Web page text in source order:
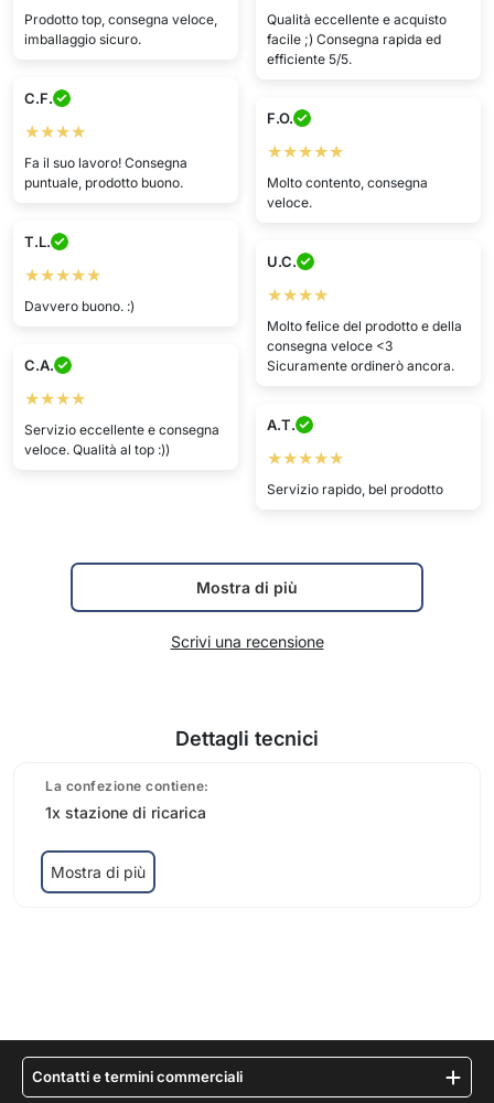
Prodotto top, consegna veloce,
imballaggio sicuro.
Qualità eccellente e acquisto
facile ;) Consegna rapida ed
efficiente 5/5.
C.F.
★★★★
Fa il suo lavoro! Consegna
puntuale, prodotto buono.
F.O.
★★★★★
Molto contento, consegna
veloce.
T.L.
★★★★★
Davvero buono. :)
U.C.
★★★★
Molto felice del prodotto e della
consegna veloce <3
Sicuramente ordinerò ancora.
C.A.
★★★★
Servizio eccellente e consegna
veloce. Qualità al top :))
A.T.
★★★★★
Servizio rapido, bel prodotto
Mostra di più
Scrivi una recensione
Dettagli tecnici
La confezione contiene:
1x stazione di ricarica
Mostra di più
Contatti e termini commerciali